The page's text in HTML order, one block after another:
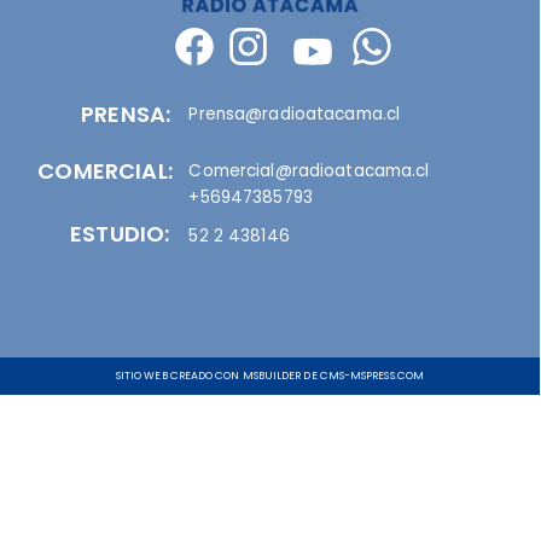
SITIO WEB CREADO CON MSBUILDER DE CMS-MSPRESS.COM
PRENSA:
COMERCIAL:
Prensa@radioatacama.cl
Comercial@radioatacama.cl
+56947385793
ESTUDIO: 52 2 438146